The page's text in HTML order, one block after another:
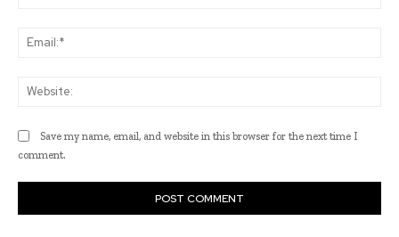
Save my name, email, and website in this browser for the next time I
comment.